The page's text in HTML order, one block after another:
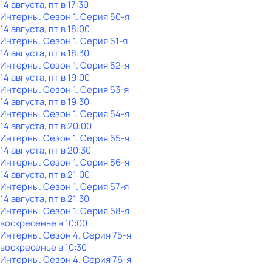
14 августа, пт в 17:30
Интерны. Сезон 1. Серия 50-я
14 августа, пт в 18:00
Интерны. Сезон 1. Серия 51-я
14 августа, пт в 18:30
Интерны. Сезон 1. Серия 52-я
14 августа, пт в 19:00
Интерны. Сезон 1. Серия 53-я
14 августа, пт в 19:30
Интерны. Сезон 1. Серия 54-я
14 августа, пт в 20:00
Интерны. Сезон 1. Серия 55-я
14 августа, пт в 20:30
Интерны. Сезон 1. Серия 56-я
14 августа, пт в 21:00
Интерны. Сезон 1. Серия 57-я
14 августа, пт в 21:30
Интерны. Сезон 1. Серия 58-я
воскресенье в10:00
Интерны. Сезон 4. Серия 75-я
воскресенье в10:30
Интерны. Сезон 4. Серия 76-я